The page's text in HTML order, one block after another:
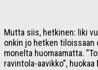
Mutta siis, hetkinen: liki
onkin jo hetken tiloissaan
monelta huomaamatta.
ravintola-aavikko”,